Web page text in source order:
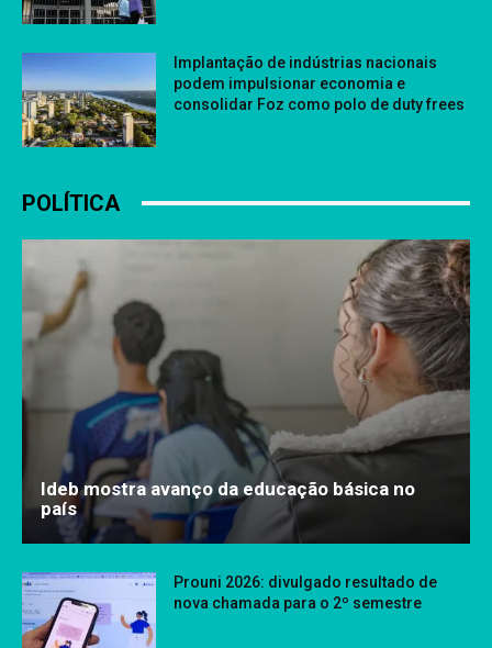
Implantação de indústrias nacionais
podem impulsionar economia e
consolidar Foz como polo de duty frees
POLÍTICA
Ideb mostra avanço da educação básica no
país
Prouni 2026: divulgado resultado de
nova chamada para o 2º semestre